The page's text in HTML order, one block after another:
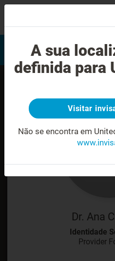
Avaliação do sorriso
Dr. Ana
Identidade
Provider
A sua
definida para
Visitar
Não se encontra em